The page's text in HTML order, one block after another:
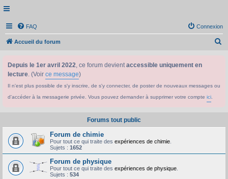
FAQ Connexion
Accueil du forum
h
Depuis le 1er avril 2022, ce forum devientaccessible uniquement en
lecture. (Voir ce message)
Il n'est plus possible de s'y inscrire, de s'y connecter, de poster de nouveaux messages ou
d'accéder à la messagerie privée. Vous pouvez demander à supprimer votre compte ici
Forums tout public
Forum de chimie
Pour tout ce qui traite des expériences de chimie
Sujets : 1652
Forum de physique
Pour tout ce qui traite des expériences de physique
Sujets : 534